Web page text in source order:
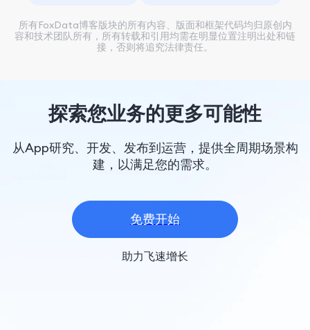
所有FoxData博客版块的所有内容、版面和框架代码均归原创内
容和技术团队所有，所有转载和引用均需在明显位置注明出处和链
接，否则将追究法律责任。
探索您业务的更多可能性
从App研究、开发、发布到运营，提供全周期场景构
建，以满足您的需求。
免费开始
助力飞速增长